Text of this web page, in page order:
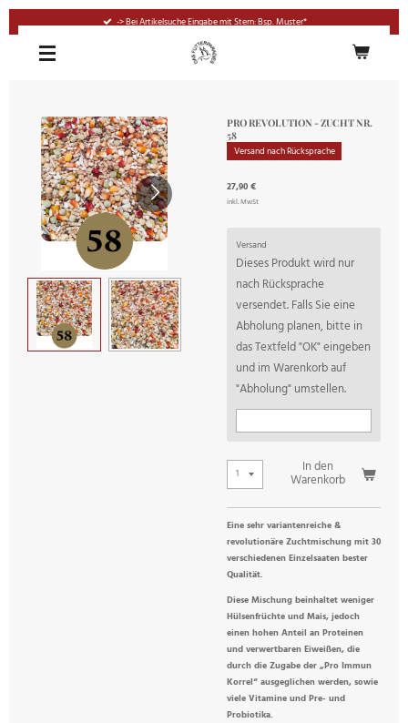
springen
-> Bei Artikelsuche Eingabe mit Stern: Bsp. Muster*
PRO REVOLUTION - ZUCHT NR.
58
Versand nach Rücksprache
27,90 €
inkl. MwSt
Versand
Dieses Produkt wird nur
nach Rücksprache
versendet. Falls Sie eine
Abholung planen, bitte in
das Textfeld "OK" eingeben
und im Warenkorb auf
"Abholung" umstellen.
In den
Warenkorb
Eine sehr variantenreiche &
revolutionäre Zuchtmischung mit 30
verschiedenen Einzelsaaten bester
Qualität.
Diese Mischung beinhaltet weniger
Hülsenfrüchte und Mais, jedoch
einen hohen Anteil an Proteinen
und verwertbaren Eiweißen, die
durch die Zugabe der „Pro Immun
Korrel“ ausgeglichen werden, sowie
viele Vitamine und Pre- und
Probiotika.